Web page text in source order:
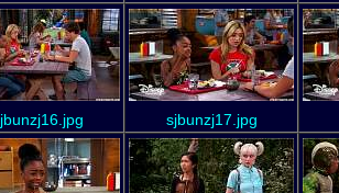
sjbunzj17.jpg